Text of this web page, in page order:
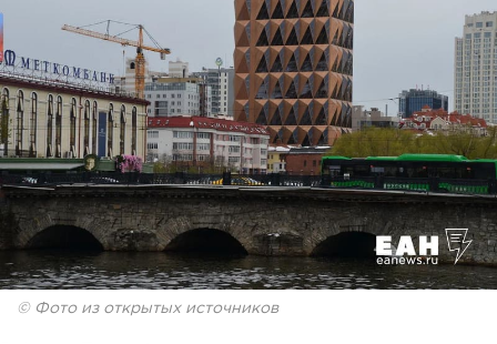
© Фото из открытых источников